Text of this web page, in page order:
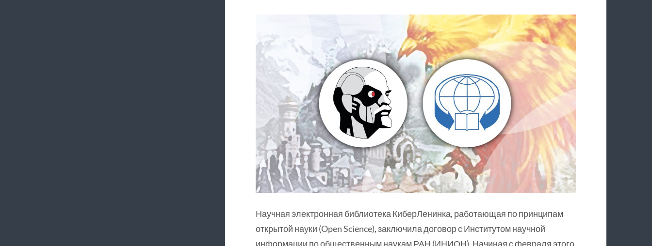
Научная электронная библиотека КиберЛенинка, работающая по принципам
открытой науки (Open Science), заключила договор с Институтом научной
информации по общественным наукам РАН (ИНИОН). Начиная с февраля этого